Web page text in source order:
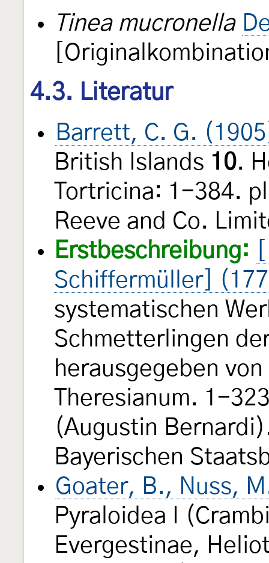
Tinea mucronella
4.3. Literatur
Barrett, C. G.
British Islands 10.
Tortricina: 1-384.
Reeve and Co.
Erstbeschreibung:
Schiffermüller]
systematischen
Schmetterlingen
herausgegeben
Theresianum. 1-
(Augustin
Bayerischen
Goater, B., Nuss,
Pyraloidea I
Evergestinae,